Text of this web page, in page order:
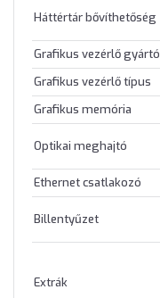
Háttértár bővíthetőség
Grafikus vezérlő gyártó
Grafikus vezérlő típus
Grafikus memória
Optikai meghajtó
Ethernet csatlakozó
Billentyűzet
Extrák